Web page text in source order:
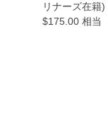
リナーズ在籍)
$175.00 相当